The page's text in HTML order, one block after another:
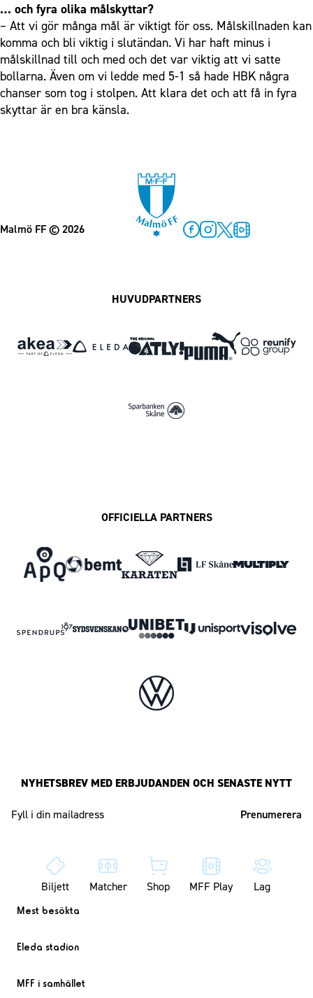
… och fyra olika målskyttar?
– Att vi gör många mål är viktigt för oss. Målskillnaden kan
komma och bli viktig i slutändan. Vi har haft minus i
målskillnad till och med och det var viktig att vi satte
bollarna. Även om vi ledde med 5-1 så hade HBK några
chanser som tog i stolpen. Att klara det och att få in fyra
skyttar är en bra känsla.
Malmö FF© 2026
HUVUDPARTNERS
OFFICIELLA PARTNERS
NYHETSBREV MED ERBJUDANDEN OCH SENASTE NYTT
Biljett Matcher Shop MFF Play Lag
Mest besökta
Eleda stadion
MFF i samhället